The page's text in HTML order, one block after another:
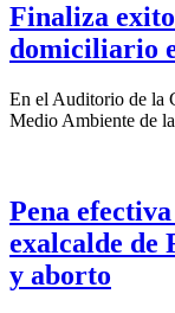
Finaliza
domiciliario
En el Auditorio de la
Medio Ambiente de
Pena
exalcalde de
y aborto